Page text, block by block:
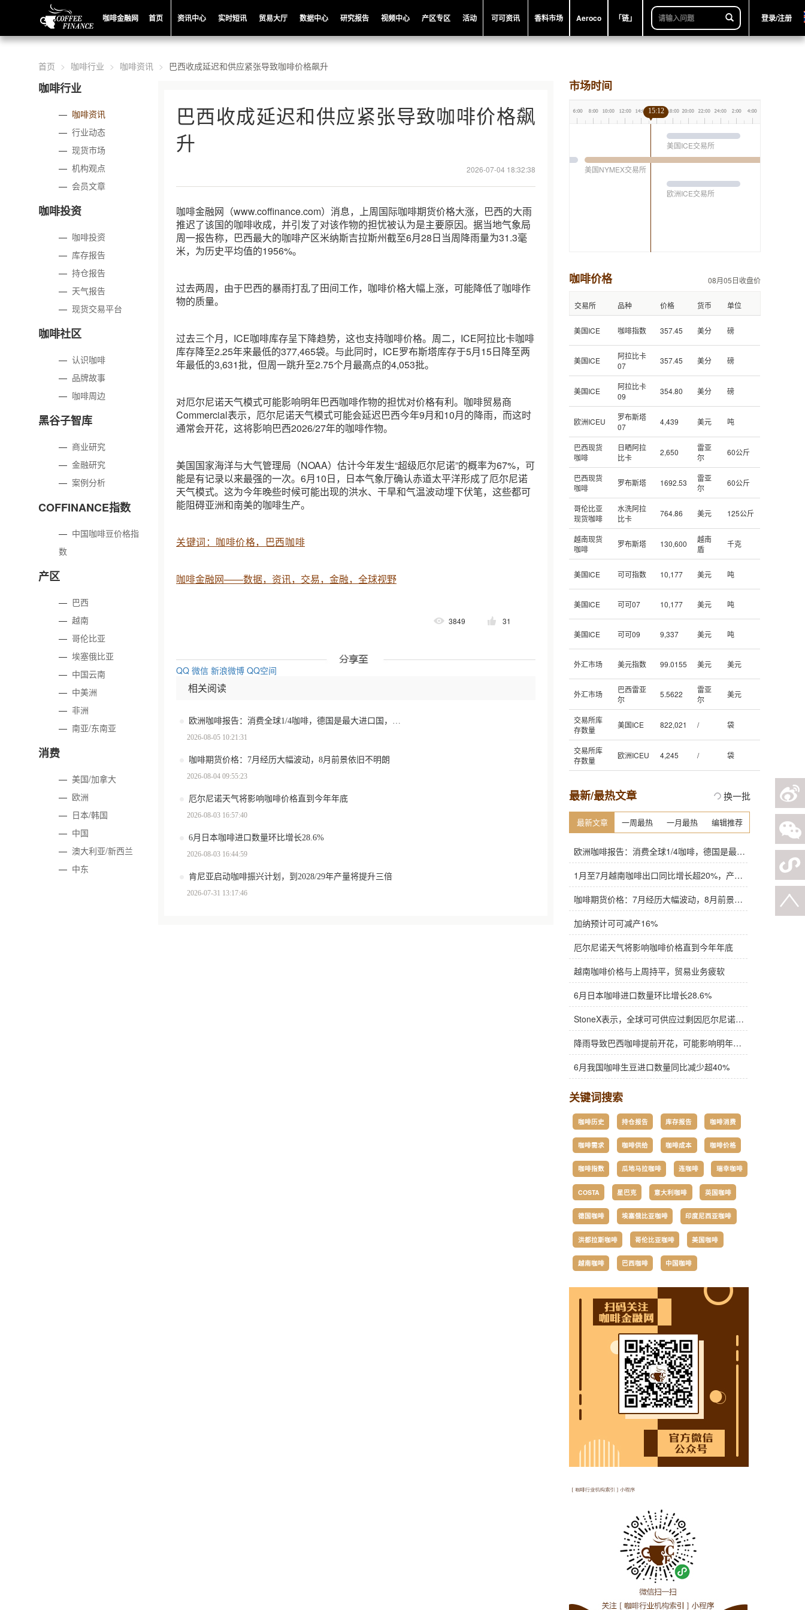
咖啡金融网 首页 资讯中心 实时短讯 贸易大厅 数据中心 研究报告 视频中心 产区专区 活动 可可资讯 香料市场 Aeroco 「链」 登录/注册
首页 咖啡行业 咖啡资讯 巴西收成延迟和供应紧张导致咖啡价格飙升
咖啡行业
— 咖啡资讯
—行业动态
—现货市场
—机构观点
—会员文章
咖啡投资
— 咖啡投资
— 库存报告
—持仓报告
— 天气报告
—现货交易平台
咖啡社区
—认识咖啡
— 品牌故事
— 咖啡周边
黑谷子智库
— 商业研究
—金融研究
—案例分析
COFFINANCE指数
— 中国咖啡豆价格指
数
产区
— 巴西
—越南
—哥伦比亚
—埃塞俄比亚
— 中国云南
— 中美洲
—非洲
—南亚/东南亚
消费
—美国/加拿大
— 欧洲
— 日本/韩国
— 中国
— 澳大利亚/新西兰
— 中东
巴西收成延迟和供应紧张导致咖啡价格飙
升
2026-07-04 18:32:38
咖啡金融网（www.coffinance.com）消息，上周国际咖啡期货价格大涨，巴西的大雨
推迟了该国的咖啡收成，并引发了对该作物的担忧被认为是主要原因。据当地气象局
周一报告称，巴西最大的咖啡产区米纳斯吉拉斯州截至6月28日当周降雨量为31.3毫
米，为历史平均值的1956%。
过去两周，由于巴西的暴雨打乱了田间工作，咖啡价格大幅上涨，可能降低了咖啡作
物的质量。
过去三个月，ICE咖啡库存呈下降趋势，这也支持咖啡价格。周二，ICE阿拉比卡咖啡
库存降至2.25年来最低的377,465袋。与此同时，ICE罗布斯塔库存于5月15日降至两
年最低的3,631批，但周一跳升至2.75个月最高点的4,053批。
对厄尔尼诺天气模式可能影响明年巴西咖啡作物的担忧对价格有利。咖啡贸易商
Commercial表示，厄尔尼诺天气模式可能会延迟巴西今年9月和10月的降雨，而这时
通常会开花，这将影响巴西2026/27年的咖啡作物。
美国国家海洋与大气管理局（NOAA）估计今年发生“超级厄尔尼诺”的概率为67%，可
能是有记录以来最强的一次。6月10日，日本气象厅确认赤道太平洋形成了厄尔尼诺
天气模式。这为今年晚些时候可能出现的洪水、干旱和气温波动埋下伏笔，这些都可
能阻碍亚洲和南美的咖啡生产。
关键词：咖啡价格，巴西咖啡
咖啡金融网——数据，资讯，交易，金融，全球视野
3849 31
QQ 微信 新浪微博 QQ空间
相关阅读
2026-08-05 10:21:31
咖啡期货价格：7月经历大幅波动，8月前景依旧不明朗
2026-08-04 09:55:23
厄尔尼诺天气将影响咖啡价格直到今年年底
2026-08-03 16:57:40
6月日本咖啡进口数量环比增长28.6%
2026-08-03 16:44:59
肯尼亚启动咖啡振兴计划，到2028/29年产量将提升三倍
2026-07-31 13:17:46
市场时间
美国ICE交易所
美国NYMEX交易所
欧洲ICE交易所
15:12
咖啡价格 08月05日收盘价
交易所 品种 价格 货币 单位
美国ICE 咖啡指数 357.45 美分 磅
美国ICE
阿拉比卡
07
357.45 美分 磅
美国ICE
阿拉比卡
09
354.80 美分 磅
欧洲ICEU
罗布斯塔
07
4,439 美元 吨
巴西现货
咖啡
日晒阿拉
比卡
2,650
雷亚
尔
60公斤
巴西现货
咖啡
罗布斯塔 1692.53
雷亚
尔
60公斤
哥伦比亚
现货咖啡
水洗阿拉
比卡
764.86 美元 125公斤
越南现货
咖啡
罗布斯塔 130,600
越南
盾
千克
美国ICE 可可指数 10,177 美元 吨
美国ICE 可可07 10,177 美元 吨
美国ICE 可可09 9,337 美元 吨
外汇市场 美元指数 99.0155 美元 美元
外汇市场
巴西雷亚
尔
5.5622
雷亚
尔
美元
交易所库
存数量
美国ICE 822,021 / 袋
交易所库
存数量
欧洲ICEU 4,245 / 袋
最新/最热文章 换一批
最新文章 一周最热 一月最热 编辑推荐
欧洲咖啡报告：消费全球1/4咖啡，德国是最大进口国，意大利在烘焙咖啡生产中领先
1月至7月越南咖啡出口同比增长超20%，产量也将是过去四年来最高
咖啡期货价格：7月经历大幅波动，8月前景依旧不明朗
加纳预计可可减产16%
厄尔尼诺天气将影响咖啡价格直到今年年底
越南咖啡价格与上周持平，贸易业务疲软
6月日本咖啡进口数量环比增长28.6%
StoneX表示，全球可可供应过剩因厄尔尼诺而萎缩
降雨导致巴西咖啡提前开花，可能影响明年产量，造成近期价格波动极不稳定
6月我国咖啡生豆进口数量同比减少超40%
关键词搜索
咖啡历史 持仓报告 库存报告 咖啡消费
咖啡需求 咖啡供给 咖啡成本 咖啡价格
咖啡指数 瓜地马拉咖啡 连咖啡 瑞幸咖啡
COSTA 星巴克 意大利咖啡 英国咖啡
德国咖啡 埃塞俄比亚咖啡 印度尼西亚咖啡
洪都拉斯咖啡 哥伦比亚咖啡 美国咖啡
越南咖啡 巴西咖啡 中国咖啡